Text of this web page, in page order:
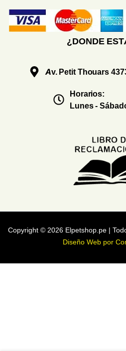
¿DONDE
Av. Petit Thouars
Horarios:
Lunes -
Copyright © 2026 Elpetshop.pe |
Diseño Web por